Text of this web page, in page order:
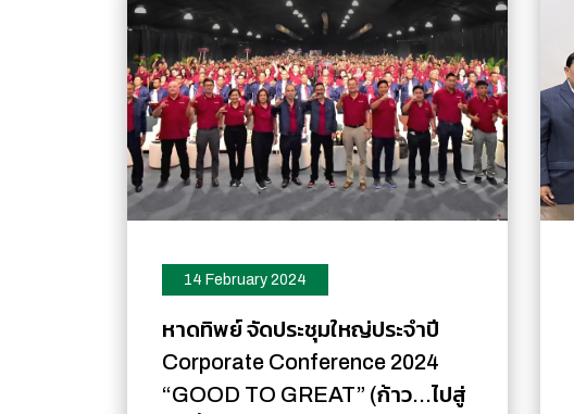
14 February 2024
หาดทิพย์ จัดประชุมใหญ่ประจำปี
Corporate Conference 2024
“GOOD TO GREAT” (ก้าว...ไปสู่